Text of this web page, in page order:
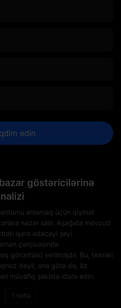
edin
göstəricilərinə
anlamaq üçün qiymət
nəzər salır. Aşağıda mövcud
işarə edəcəyi şeyi
çərçivəsində
görüntüsü verilmişdir. Bu, texniki
deyil, ona görə də, öz
müvafiq şəkildə idarə edin.
1 həftə